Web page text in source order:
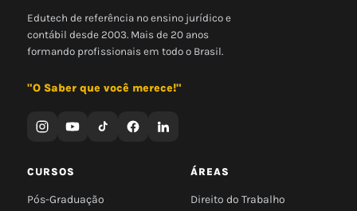
Edutech de referência no ensino jurídico e
contábil desde 2003. Mais de 20 anos
formando profissionais em todo o Brasil.
"O Saber que você merece!"
CURSOS
Pós-Graduação
ÁREAS
Direito do Trabalho